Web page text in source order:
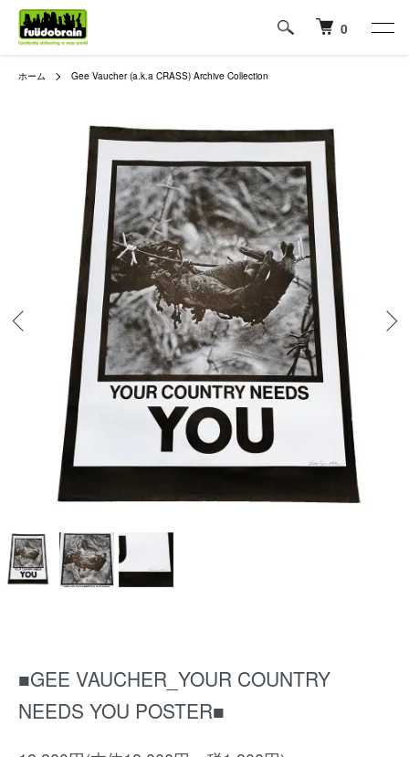
0
ホーム Gee Vaucher (a.k.a CRASS) Archive Collection
■GEE VAUCHER_YOUR COUNTRY
NEEDS YOU POSTER■